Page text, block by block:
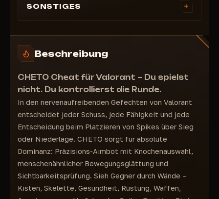
Ziel-Sichtfeldradius
Humanisierte Zielbewegung
Skelett
Spike-Info
Fallen-ESP
Fähigkeiten-ESP
SONSTIGES +
Einzigartiger Cheat-Build pro Benutzer
Beschreibung
CHETO Cheat für Valorant – Du spielst
nicht. Du kontrollierst die Runde.
In den nervenaufreibenden Gefechten von Valorant
entscheidet jeder Schuss, jede Fähigkeit und jede
Entscheidung beim Platzieren von Spikes über Sieg
oder Niederlage. CHETO sorgt für absolute
Dominanz: Präzisions-Aimbot mit Knochenauswahl,
menschenähnlicher Bewegungsglättung und
Sichtbarkeitsprüfung. Sieh Gegner durch Wände –
Kisten, Skelette, Gesundheit, Rüstung, Waffen,